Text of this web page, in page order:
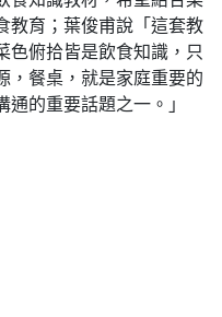
教育；葉俊甫說「這套教
色俯拾皆是飲食知識，只
，餐桌，就是家庭重要的
的重要話題之一。」